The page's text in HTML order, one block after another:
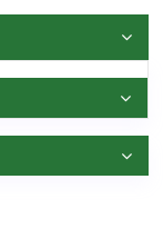
다. 유리 섬유에
지 않아 더욱 깨
요 성능 이점은
암 섬유 복합재
수 있으며,
니다. 경량 특성
복합재는 무
, 이동성 제품에
성이 우수함현